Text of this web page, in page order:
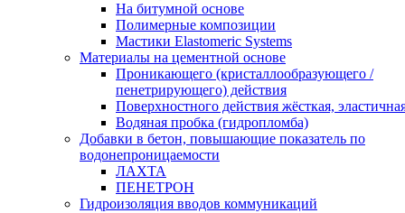
На битумной основе
Полимерные композиции
Мастики Elastomeric Systems
Материалы на цементной основе
Проникающего (кристаллообразующего /
пенетрирующего) действия
Поверхностного действия жёсткая,
Водяная пробка (гидропломба)
Добавки в бетон, повышающие показатель по
водонепроницаемости
ЛАХТА
ПЕНЕТРОН
Гидроизоляция вводов коммуникаций